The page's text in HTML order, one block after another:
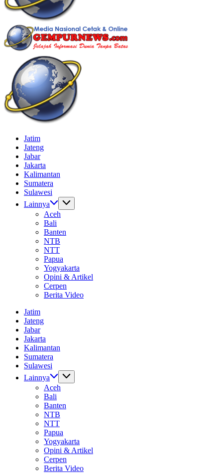
Gempur
News
Jelajah
Informasi
Dunia
News
Informasi
Dunia
Tanpa
Batas
Jatim
Jateng
Jabar
Jakarta
Kalimantan
Sumatera
Sulawesi
Lainnya
Aceh
Bali
Banten
NTB
NTT
Papua
Yogyakarta
Opini & Artikel
Cerpen
Berita Video
Jatim
Jateng
Jabar
Jakarta
Kalimantan
Sumatera
Sulawesi
Lainnya
Aceh
Bali
Banten
NTB
NTT
Papua
Yogyakarta
Opini & Artikel
Cerpen
Berita Video